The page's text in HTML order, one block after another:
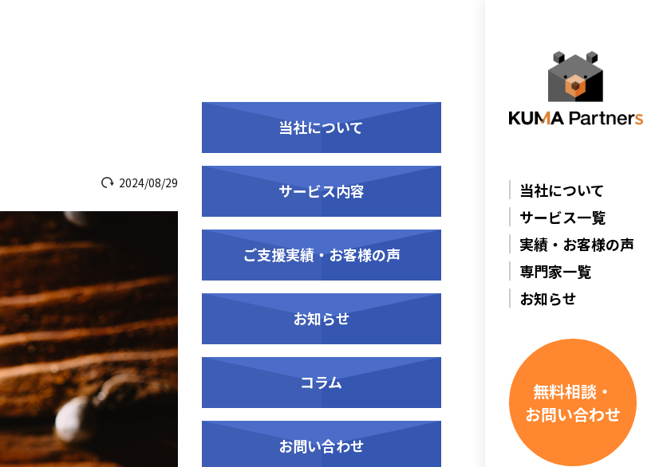
当社について
サービス一覧
実績・お客様の声
専門家一覧
お知らせ
無料相談・
お問い合わせ
2024/08/29
当社について
サービス内容
ご支援実績・お客様の声
お知らせ
コラム
お問い合わせ